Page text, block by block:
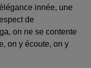
innée, une
de
on ne se contente
on y écoute, on y